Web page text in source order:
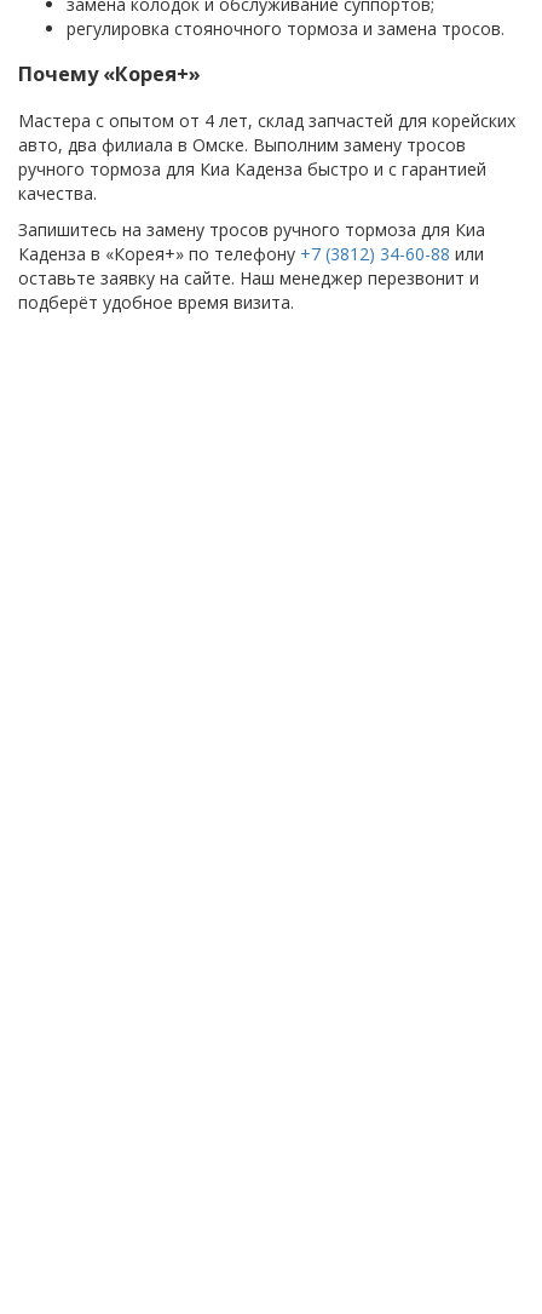
регулировка стояночного тормоза и замена тросов.
Почему «Корея+»
Мастера с опытом от 4 лет, склад запчастей для корейских
авто, два филиала в Омске. Выполним замену тросов
ручного тормоза для Киа Каденза быстро и с гарантией
качества.
Запишитесь на замену тросов ручного тормоза для Киа
Каденза в «Корея+» по телефону +7 (3812) 34-60-88 или
оставьте заявку на сайте. Наш менеджер перезвонит и
подберёт удобное время визита.